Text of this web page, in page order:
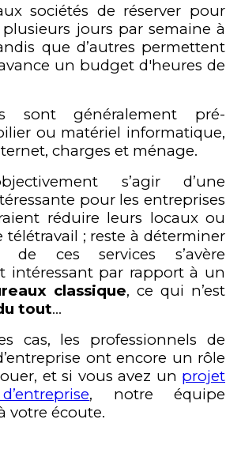
sociétés de réserver pour
plusieurs jours par semaine à
que d’autres permettent
un budget d'heures de
sont généralement pré-
ou matériel informatique,
charges et ménage.
s’agir d’une
pour les entreprises
réduire leurs locaux ou
télétravail ; reste à déterminer
ces services s’avère
intéressant par rapport à un
classique, ce qui n’est
tout…
cas, les professionnels de
ont encore un rôle
et si vous avez un projet
, notre équipe
votre écoute.